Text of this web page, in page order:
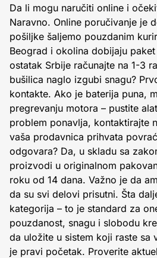
Da li mogu naručiti online i
Naravno. Online poručivanje je
pošiljke šaljemo pouzdanim
Beograd i okolina dobijaju
ostatak Srbije računajte na 1-3
bušilica naglo izgubi snagu?
kontakte. Ako je baterija puna,
pregrevanju motora – pustite
problem ponavlja, kontaktirajte
vaša prodavnica prihvata
odgovara? Da, u skladu sa
proizvodi u originalnom
roku od 14 dana. Važno je da
da su svi delovi prisutni. Šta
kategorija – to je standard za
pouzdanost, snagu i slobodu
da uložite u sistem koji raste sa
je pravi početak. Proverite